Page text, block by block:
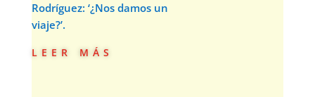
Rodríguez: ‘¿Nos damos un
viaje?’.
leer más